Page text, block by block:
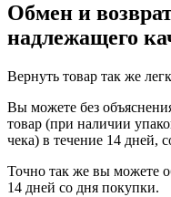
Обмен и
надлежащего
Вернуть товар так же
Вы можете без
товар (при наличии
чека) в течение 14 дней,
Точно так же вы можете
14 дней со дня покупки.